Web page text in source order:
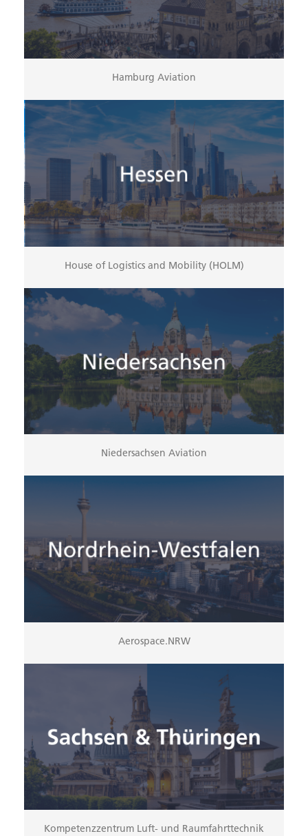
Hamburg Aviation
House of Logistics and Mobility (HOLM)
Niedersachsen Aviation
Aerospace.NRW
Kompetenzzentrum Luft- und Raumfahrttechnik